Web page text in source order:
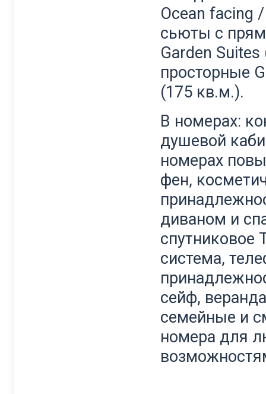
Ocean facing
сьюты с
Garden
просторные
(175 кв.м.).
В номерах:
душевой
номерах
фен,
диваном и
спутниковое
система,
сейф,
семейные и
номера для